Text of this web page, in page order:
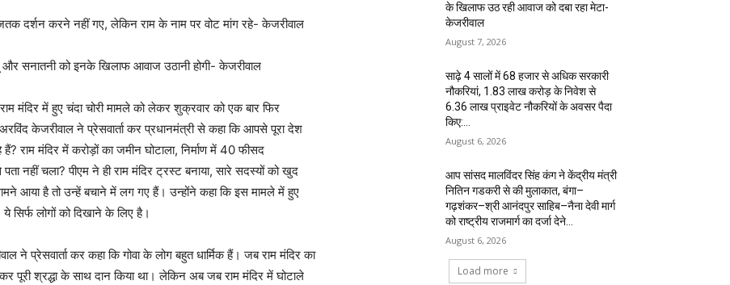
दर्शन करने नहीं गए, लेकिन राम के नाम पर वोट मांग रहे- केजरीवाल
सनातनी को इनके खिलाफ आवाज उठानी होगी- केजरीवाल
मंदिर में हुए चंदा चोरी मामले को लेकर शुक्रवार को एक बार फिर
केजरीवाल ने प्रेसवार्ता कर प्रधानमंत्री से कहा कि आपसे पूरा देश
राम मंदिर में करोड़ों का जमीन घोटाला, निर्माण में 40 फीसद
नहीं चला? पीएम ने ही राम मंदिर ट्रस्ट बनाया, सारे सदस्यों को खुद
आया है तो उन्हें बचाने में लग गए हैं। उन्होंने कहा कि इस मामले में हुए
लोगों को दिखाने के लिए है।
ने प्रेसवार्ता कर कहा कि गोवा के लोग बहुत धार्मिक हैं। जब राम मंदिर का
पूरी श्रद्धा के साथ दान किया था। लेकिन अब जब राम मंदिर में घोटाले
के खिलाफ उठ रही आवाज को दबा रहा मेटा-
केजरीवाल
August 7, 2026
साढ़े 4 सालों में 68 हजार से अधिक सरकारी
नौकरियां, 1.83 लाख करोड़ के निवेश से
6.36 लाख प्राइवेट नौकरियों के अवसर पैदा
किए:...
August 6, 2026
आप सांसद मालविंदर सिंह कंग ने केंद्रीय मंत्री
नितिन गडकरी से की मुलाकात, बंगा–
गढ़शंकर–श्री आनंदपुर साहिब–नैना देवी मार्ग
को राष्ट्रीय राजमार्ग का दर्जा देने...
August 6, 2026
Load more